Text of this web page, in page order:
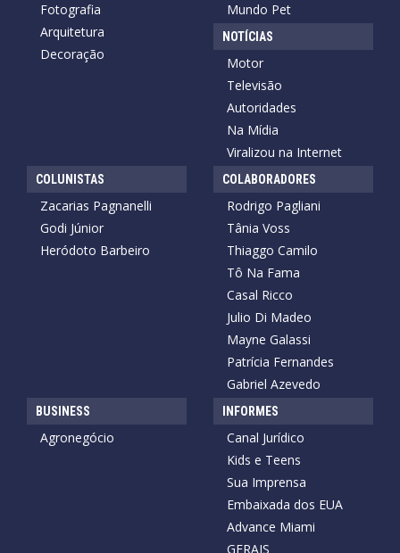
Fotografia
Arquitetura
Decoração
Mundo Pet
NOTÍCIAS
Motor
Televisão
Autoridades
Na Mídia
Viralizou na Internet
COLUNISTAS
Zacarias Pagnanelli
Godi Júnior
Heródoto Barbeiro
COLABORADORES
Rodrigo Pagliani
Tânia Voss
Thiaggo Camilo
Tô Na Fama
Casal Ricco
Julio Di Madeo
Mayne Galassi
Patrícia Fernandes
Gabriel Azevedo
BUSINESS
Agronegócio
INFORMES
Canal Jurídico
Kids e Teens
Sua Imprensa
Embaixada dos EUA
Advance Miami
GERAIS